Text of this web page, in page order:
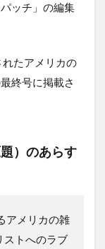
ッチ」の編集
たアメリカの
終号に掲載さ
） のあらす
アメリカの雑
ストへのラブ